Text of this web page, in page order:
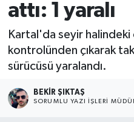
attı: 1 yaralı
Kartal'da seyir
kontrolünden çıkarak
sürücüsü yaralandı.
BEKIR ŞIKTAŞ
SORUMLU YAZI İŞLERI
Haber Arşivi